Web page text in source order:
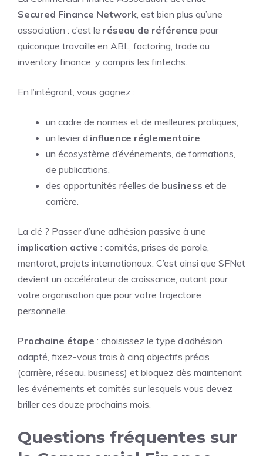
Secured Finance Network, est bien plus qu’une
association : c’est le réseau de référence pour
quiconque travaille en ABL, factoring, trade ou
inventory finance, y compris les fintechs.
En l’intégrant, vous gagnez :
un cadre de normes et de meilleures pratiques,
un levier d’influence réglementaire,
un écosystème d’événements, de formations,
de publications,
des opportunités réelles de business et de
carrière.
La clé ? Passer d’une adhésion passive à une
implication active : comités, prises de parole,
mentorat, projets internationaux. C’est ainsi que SFNet
devient un accélérateur de croissance, autant pour
votre organisation que pour votre trajectoire
personnelle.
Prochaine étape : choisissez le type d’adhésion
adapté, fixez-vous trois à cinq objectifs précis
(carrière, réseau, business) et bloquez dès maintenant
les événements et comités sur lesquels vous devez
briller ces douze prochains mois.
Questions fréquentes sur